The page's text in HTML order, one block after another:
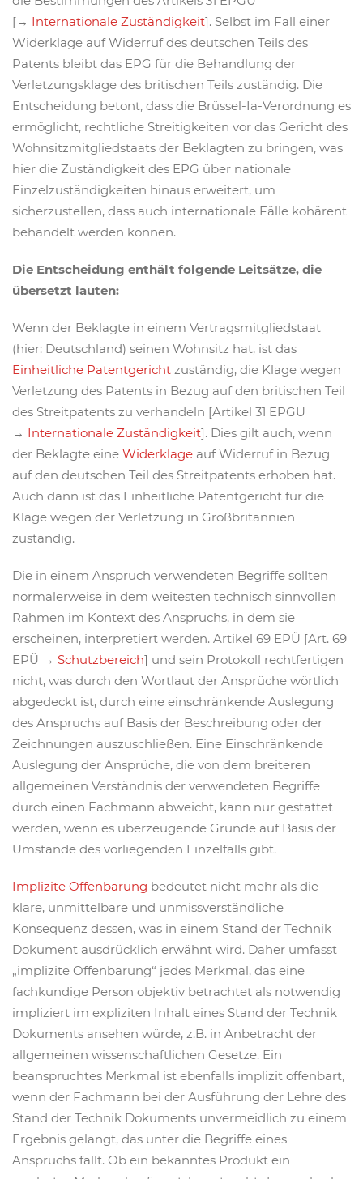
[→ Internationale Zuständigkeit]. Selbst im Fall einer
Widerklage auf Widerruf des deutschen Teils des
Patents bleibt das EPG für die Behandlung der
Verletzungsklage des britischen Teils zuständig. Die
Entscheidung betont, dass die Brüssel-Ia-Verordnung es
ermöglicht, rechtliche Streitigkeiten vor das Gericht des
Wohnsitzmitgliedstaats der Beklagten zu bringen, was
hier die Zuständigkeit des EPG über nationale
Einzelzuständigkeiten hinaus erweitert, um
sicherzustellen, dass auch internationale Fälle kohärent
behandelt werden können.
Die Entscheidung enthält folgende Leitsätze, die
übersetzt lauten:
Wenn der Beklagte in einem Vertragsmitgliedstaat
(hier: Deutschland) seinen Wohnsitz hat, ist das
Einheitliche Patentgericht zuständig, die Klage wegen
Verletzung des Patents in Bezug auf den britischen Teil
des Streitpatents zu verhandeln [Artikel 31 EPGÜ
→ Internationale Zuständigkeit]. Dies gilt auch, wenn
der Beklagte eine Widerklage auf Widerruf in Bezug
auf den deutschen Teil des Streitpatents erhoben hat.
Auch dann ist das Einheitliche Patentgericht für die
Klage wegen der Verletzung in Großbritannien
zuständig.
Die in einem Anspruch verwendeten Begriffe sollten
normalerweise in dem weitesten technisch sinnvollen
Rahmen im Kontext des Anspruchs, in dem sie
erscheinen, interpretiert werden. Artikel 69 EPÜ [Art. 69
EPÜ → Schutzbereich] und sein Protokoll rechtfertigen
nicht, was durch den Wortlaut der Ansprüche wörtlich
abgedeckt ist, durch eine einschränkende Auslegung
des Anspruchs auf Basis der Beschreibung oder der
Zeichnungen auszuschließen. Eine Einschränkende
Auslegung der Ansprüche, die von dem breiteren
allgemeinen Verständnis der verwendeten Begriffe
durch einen Fachmann abweicht, kann nur gestattet
werden, wenn es überzeugende Gründe auf Basis der
Umstände des vorliegenden Einzelfalls gibt.
Implizite Offenbarung bedeutet nicht mehr als die
klare, unmittelbare und unmissverständliche
Konsequenz dessen, was in einem Stand der Technik
Dokument ausdrücklich erwähnt wird. Daher umfasst
„implizite Offenbarung“ jedes Merkmal, das eine
fachkundige Person objektiv betrachtet als notwendig
impliziert im expliziten Inhalt eines Stand der Technik
Dokuments ansehen würde, z.B. in Anbetracht der
allgemeinen wissenschaftlichen Gesetze. Ein
beanspruchtes Merkmal ist ebenfalls implizit offenbart,
wenn der Fachmann bei der Ausführung der Lehre des
Stand der Technik Dokuments unvermeidlich zu einem
Ergebnis gelangt, das unter die Begriffe eines
Anspruchs fällt. Ob ein bekanntes Produkt ein